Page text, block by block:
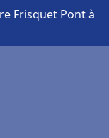
Frisquet Pont à